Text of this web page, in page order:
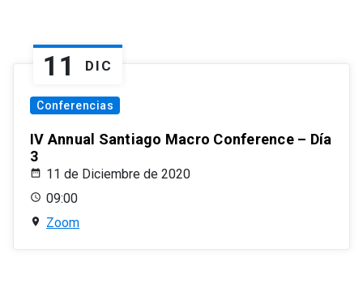
11 DIC
Conferencias
IV Annual Santiago Macro Conference – Día
3
11 de Diciembre de 2020
09:00
Zoom